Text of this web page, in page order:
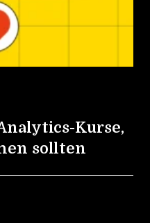
Kurse,
sollten